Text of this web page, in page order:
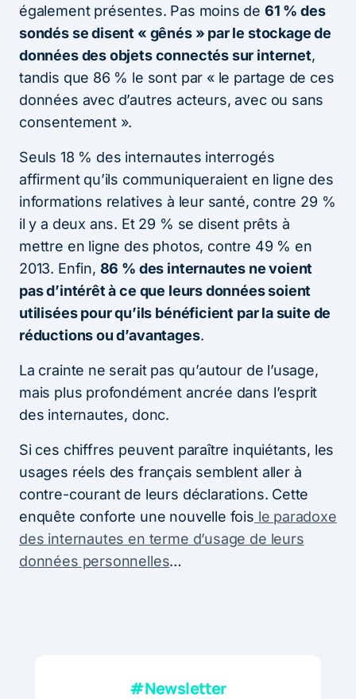
également présentes. Pas moins de 61 % des
sondés se disent « gênés » par le stockage de
données des objets connectés sur internet,
tandis que 86 % le sont par « le partage de ces
données avec d’autres acteurs, avec ou sans
consentement ».
Seuls 18 % des internautes interrogés
affirment qu’ils communiqueraient en ligne des
informations relatives à leur santé, contre 29 %
il y a deux ans. Et 29 % se disent prêts à
mettre en ligne des photos, contre 49 % en
2013. Enfin, 86 % des internautes ne voient
pas d’intérêt à ce que leurs données soient
utilisées pour qu’ils bénéficient par la suite de
réductions ou d’avantages.
La crainte ne serait pas qu’autour de l’usage,
mais plus profondément ancrée dans l’esprit
des internautes, donc.
Si ces chiffres peuvent paraître inquiétants, les
usages réels des français semblent aller à
contre-courant de leurs déclarations. Cette
enquête conforte une nouvelle fois le paradoxe
des internautes en terme d’usage de leurs
données personnelles…
#Newsletter